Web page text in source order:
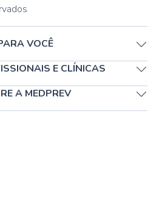
VOCÊ
E CLÍNICAS
A MEDPREV